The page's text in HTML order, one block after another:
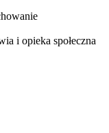
i opieka społeczna